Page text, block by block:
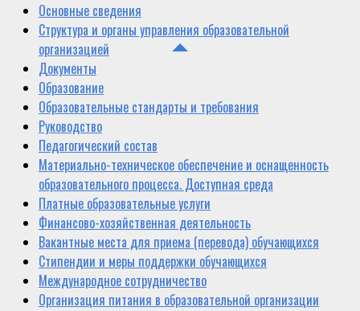
Основные сведения
Структура и органы управления образовательной
организацией
Документы
Образование
Образовательные стандарты и требования
Руководство
Педагогический состав
Материально-техническое обеспечение и оснащенность
образовательного процесса. Доступная среда
Платные образовательные услуги
Финансово-хозяйственная деятельность
Вакантные места для приема (перевода) обучающихся
Стипендии и меры поддержки обучающихся
Международное сотрудничество
Организация питания в образовательной организации